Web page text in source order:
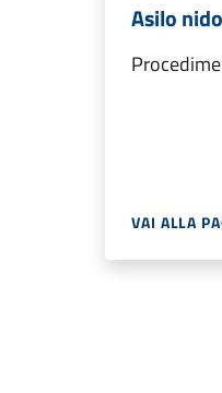
Asilo
VAI ALLA